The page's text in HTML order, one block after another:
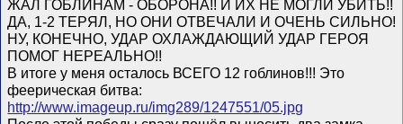
ЖАЛ ГОБЛИНАМ - ОБОРОНА!! И ИХ НЕ МОГЛИ УБИТЬ!!
ДА, 1-2 ТЕРЯЛ, НО ОНИ ОТВЕЧАЛИ И ОЧЕНЬ СИЛЬНО!
НУ, КОНЕЧНО, УДАР ОХЛАЖДАЮЩИЙ УДАР ГЕРОЯ
ПОМОГ НЕРЕАЛЬНО!!
В итоге у меня осталось ВСЕГО 12 гоблинов!!! Это
феерическая битва:
http://www.imageup.ru/img289/1247551/05.jpg